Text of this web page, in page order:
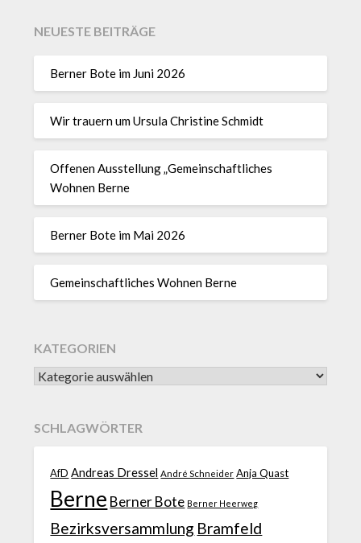
NEUESTE BEITRÄGE
Berner Bote im Juni 2026
Wir trauern um Ursula Christine Schmidt
Offenen Ausstellung „Gemeinschaftliches
Wohnen Berne
Berner Bote im Mai 2026
Gemeinschaftliches Wohnen Berne
KATEGORIEN
SCHLAGWÖRTER
AfD Andreas Dressel André Schneider Anja Quast
Berne Berner Bote Berner Heerweg
Bezirksversammlung Bramfeld